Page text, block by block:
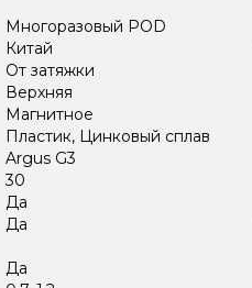
Многоразовый POD
Китай
От затяжки
Верхняя
Магнитное
Пластик, Цинковый сплав
Argus G3
30
Да
Да
Да